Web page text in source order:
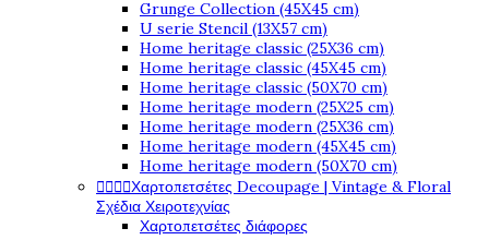
Grunge Collection (45X45 cm)
U serie Stencil (13X57 cm)
Home heritage classic (25X36 cm)
Home heritage classic (45X45 cm)
Home heritage classic (50X70 cm)
Home heritage modern (25X25 cm)
Home heritage modern (25X36 cm)
Home heritage modern (45X45 cm)
Home heritage modern (50X70 cm)
Χαρτοπετσέτες Decoupage | Vintage & Floral
Σχέδια Χειροτεχνίας
Χαρτοπετσέτες διάφορες